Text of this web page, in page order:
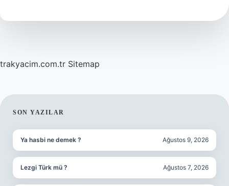
çıktı
trakyacim.com.tr Sitemap
SIDEBAR
SON YAZILAR
Ya hasbi ne demek ? Ağustos 9, 2026
Lezgi Türk mü ? Ağustos 7, 2026